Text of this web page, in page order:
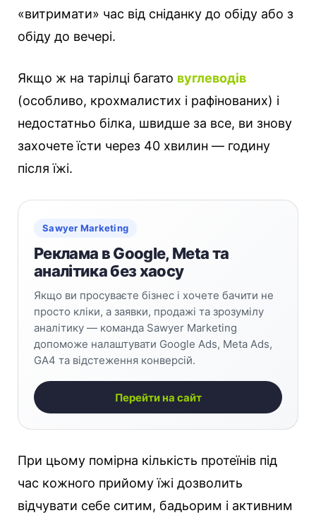
«витримати» час від сніданку до обіду або з
обіду до вечері.
Якщо ж на тарілці багато вуглеводів
(особливо, крохмалистих і рафінованих) і
недостатньо білка, швидше за все, ви знову
захочете їсти через 40 хвилин — годину
після їжі.
Sawyer Marketing
Реклама в Google, Meta та
аналітика без хаосу
Якщо ви просуваєте бізнес і хочете бачити не
просто кліки, а заявки, продажі та зрозумілу
аналітику — команда Sawyer Marketing
допоможе налаштувати Google Ads, Meta Ads,
GA4 та відстеження конверсій.
Перейти на сайт
При цьому помірна кількість протеїнів під
час кожного прийому їжі дозволить
відчувати себе ситим, бадьорим і активним